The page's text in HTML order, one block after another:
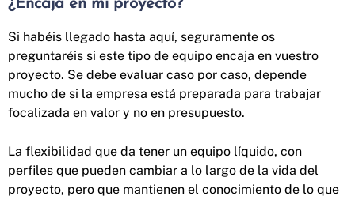
¿Encaja en mi proyecto?
Si habéis llegado hasta aquí, seguramente os
preguntaréis si este tipo de equipo encaja en vuestro
proyecto. Se debe evaluar caso por caso, depende
mucho de si la empresa está preparada para trabajar
focalizada en valor y no en presupuesto.
La flexibilidad que da tener un equipo líquido, con
perfiles que pueden cambiar a lo largo de la vida del
proyecto, pero que mantienen el conocimiento de lo que